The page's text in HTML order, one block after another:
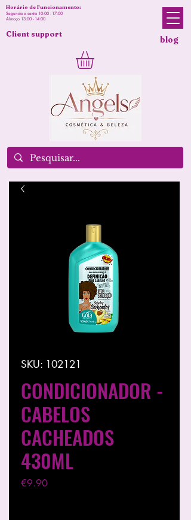
blog
Horário de Funcionamento:
Segunda a sexta 10:00 - 17:00
Almoço 13:00 - 14:00
Client support
SKU: 102121
CONDICIONADOR -
CABELOS
CACHEADOS
430ML
€9.90Price